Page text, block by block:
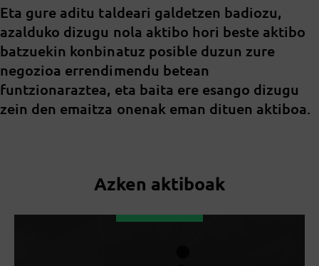
Eta gure aditu taldeari galdetzen badiozu,
azalduko dizugu nola aktibo hori beste aktibo
batzuekin konbinatuz posible duzun zure
negozioa errendimendu betean
funtzionaraztea, eta baita ere esango dizugu
zein den emaitza onenak eman dituen aktiboa.
Azken aktiboak